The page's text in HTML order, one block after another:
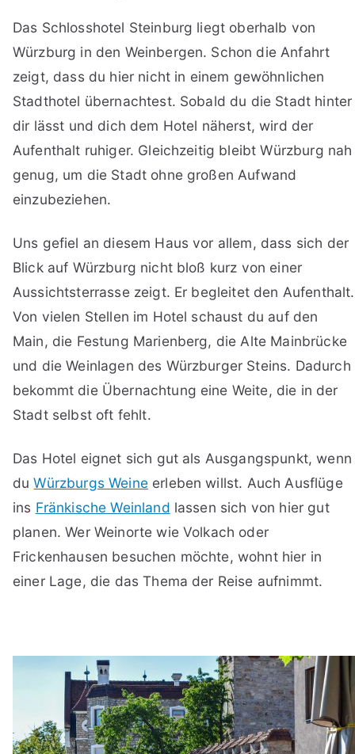
Das Schlosshotel Steinburg liegt oberhalb von
Würzburg in den Weinbergen. Schon die Anfahrt
zeigt, dass du hier nicht in einem gewöhnlichen
Stadthotel übernachtest. Sobald du die Stadt hinter
dir lässt und dich dem Hotel näherst, wird der
Aufenthalt ruhiger. Gleichzeitig bleibt Würzburg nah
genug, um die Stadt ohne großen Aufwand
einzubeziehen.
Uns gefiel an diesem Haus vor allem, dass sich der
Blick auf Würzburg nicht bloß kurz von einer
Aussichtsterrasse zeigt. Er begleitet den Aufenthalt.
Von vielen Stellen im Hotel schaust du auf den
Main, die Festung Marienberg, die Alte Mainbrücke
und die Weinlagen des Würzburger Steins. Dadurch
bekommt die Übernachtung eine Weite, die in der
Stadt selbst oft fehlt.
Das Hotel eignet sich gut als Ausgangspunkt, wenn
duWürzburgs Weineerleben willst. Auch Ausflüge
ins Fränkische Weinland lassen sich von hier gut
planen. Wer Weinorte wie Volkach oder
Frickenhausen besuchen möchte, wohnt hier in
einer Lage, die das Thema der Reise aufnimmt.